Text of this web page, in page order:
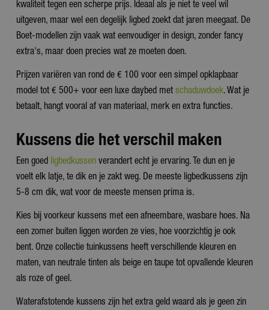
kwaliteit tegen een scherpe prijs. Ideaal als je niet te veel wil
uitgeven, maar wel een degelijk ligbed zoekt dat jaren meegaat. De
Boet-modellen zijn vaak wat eenvoudiger in design, zonder fancy
extra's, maar doen precies wat ze moeten doen.
Prijzen variëren van rond de € 100 voor een simpel opklapbaar
model tot € 500+ voor een luxe daybed met schaduwdoek. Wat je
betaalt, hangt vooral af van materiaal, merk en extra functies.
Kussens die het verschil maken
Een goed ligbedkussen verandert echt je ervaring. Te dun en je
voelt elk latje, te dik en je zakt weg. De meeste ligbedkussens zijn
5-8 cm dik, wat voor de meeste mensen prima is.
Kies bij voorkeur kussens met een afneembare, wasbare hoes. Na
een zomer buiten liggen worden ze vies, hoe voorzichtig je ook
bent. Onze collectie tuinkussens heeft verschillende kleuren en
maten, van neutrale tinten als beige en taupe tot opvallende kleuren
als roze of geel.
Waterafstotende kussens zijn het extra geld waard als je geen zin